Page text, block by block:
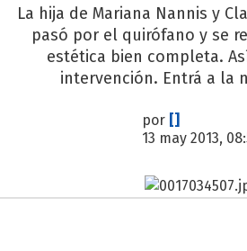
La hija de Mariana Nannis y
pasó por el quirófano y se
estética bien completa.
intervención. Entrá a la
por []
13 may 2013,